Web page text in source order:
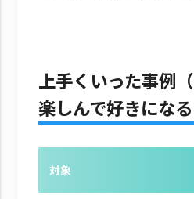
上手くいった事例
楽しんで好きにな
対象